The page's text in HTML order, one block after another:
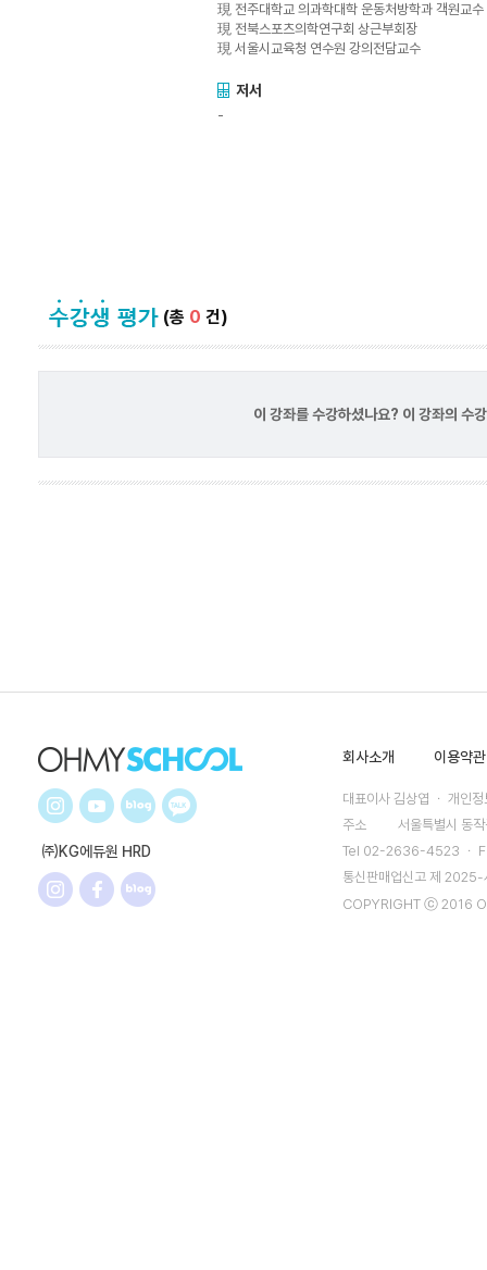
現 전주대학교 의과학대학 운동처방학과 객원교수
現 전북스포츠의학연구회 상근부회장
現 서울시교육청 연수원 강의전담교수
저서
-
(총 0 건)
이 강좌를 수강하셨나요? 이 강좌의 수
㈜KG에듀원 HRD
회사소개 이용약관
대표이사 김상엽 ㆍ 개인
주소
서울특별시 동
Tel 02-2636-4523 ㆍ
통신판매업신고 제
COPYRIGHT ⓒ 2016